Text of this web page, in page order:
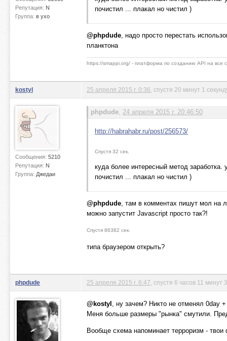
Репутация: N
Группа: в ухо
почистил ... плакал но чистил )
@phpdude, надо просто перестать
планктона
https://smappi.org/ - платформа по созданию API на все
kostyl
Сообщения: 5210
Репутация: N
Группа: Джедаи
25 апреля 2015 г. 0:36 , спустя 20 минут 1
phpdude, 24 апреля 2015 г. 20:46:50
http://habrahabr.ru/post/256573/
Спустя 32 сек.
куда более интересный метод заработка.
почистил ... плакал но чистил )
@phpdude, там в комментах пишут мол на
можно запустит Javascript просто так?!
Спустя 86382 сек.
типа браузером открыть?
phpdude 25 апреля 2015 г. 6:47 , спустя 6 часов 11 минут
@kostyl , ну зачем? Никто не отменял 0day
Меня больше размеры "рынка" смутили.
Вообще схема напоминает терроризм -